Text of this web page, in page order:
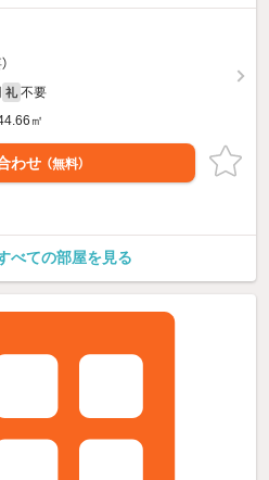
礼 不要
㎡
わせ （無料）
べての部屋を見る